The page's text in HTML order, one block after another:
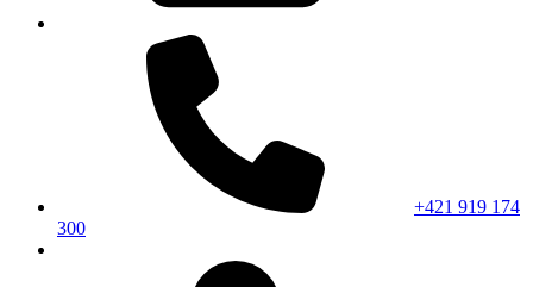
+421 919 174
300